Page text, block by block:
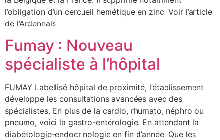
l’obligation d’un cercueil hemétique en zinc. Voir l’article
de l’Ardennais
Fumay : Nouveau
spécialiste à l’hôpital
FUMAY Labellisé hôpital de proximité, l’établissement
développe les consultations avancées avec des
spécialistes. En plus de la cardio, rhumato, néphro ou
pneumo, voici la gastro-entérologie. En attendant la
diabétologie-endocrinologie en fin d’année. Que les